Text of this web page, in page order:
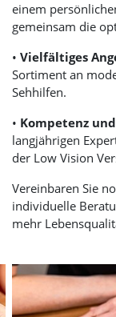
einem
gemeinsam die
• Vielfältiges
Sortiment an
Sehhilfen.
• Kompetenz
langjährigen
der Low Vision
Vereinbaren Sie
individuelle
mehr
Slider